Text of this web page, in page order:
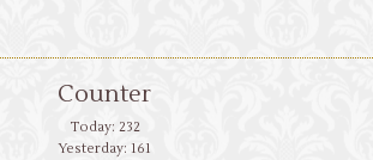
Counter
Today: 232
Yesterday: 161